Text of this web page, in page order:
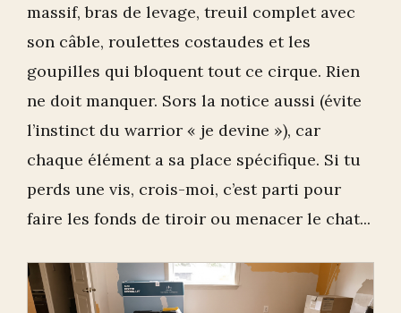
massif, bras de levage, treuil complet avec
son câble, roulettes costaudes et les
goupilles qui bloquent tout ce cirque. Rien
ne doit manquer. Sors la notice aussi (évite
l’instinct du warrior « je devine »), car
chaque élément a sa place spécifique. Si tu
perds une vis, crois-moi, c’est parti pour
faire les fonds de tiroir ou menacer le chat...